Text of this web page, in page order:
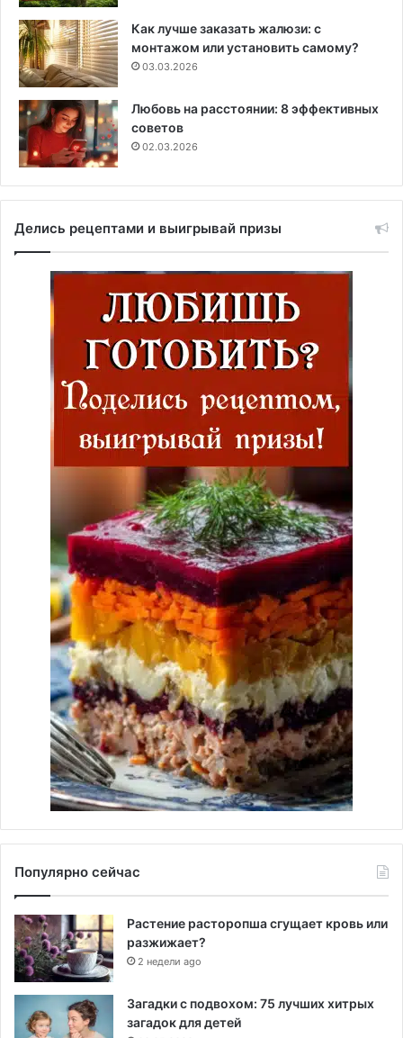
Как лучше заказать жалюзи: с
монтажом или установить самому?
03.03.2026
Любовь на расстоянии: 8 эффективных
советов
02.03.2026
Делись рецептами и выигрывай призы
Популярно сейчас
Растение расторопша сгущает кровь или
разжижает?
2 недели ago
Загадки с подвохом: 75 лучших хитрых
загадок для детей